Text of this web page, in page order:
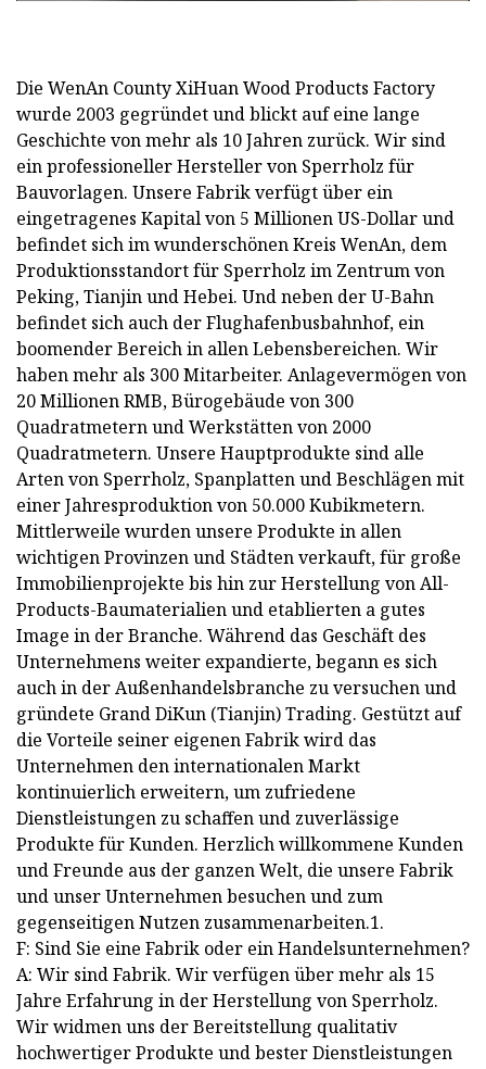
Die WenAn County XiHuan Wood Products Factory
wurde 2003 gegründet und blickt auf eine lange
Geschichte von mehr als 10 Jahren zurück. Wir sind
ein professioneller Hersteller von Sperrholz für
Bauvorlagen. Unsere Fabrik verfügt über ein
eingetragenes Kapital von 5 Millionen US-Dollar und
befindet sich im wunderschönen Kreis WenAn, dem
Produktionsstandort für Sperrholz im Zentrum von
Peking, Tianjin und Hebei. Und neben der U-Bahn
befindet sich auch der Flughafenbusbahnhof, ein
boomender Bereich in allen Lebensbereichen. Wir
haben mehr als 300 Mitarbeiter. Anlagevermögen von
20 Millionen RMB, Bürogebäude von 300
Quadratmetern und Werkstätten von 2000
Quadratmetern. Unsere Hauptprodukte sind alle
Arten von Sperrholz, Spanplatten und Beschlägen mit
einer Jahresproduktion von 50.000 Kubikmetern.
Mittlerweile wurden unsere Produkte in allen
wichtigen Provinzen und Städten verkauft, für große
Immobilienprojekte bis hin zur Herstellung von All-
Products-Baumaterialien und etablierten a gutes
Image in der Branche. Während das Geschäft des
Unternehmens weiter expandierte, begann es sich
auch in der Außenhandelsbranche zu versuchen und
gründete Grand DiKun (Tianjin) Trading. Gestützt auf
die Vorteile seiner eigenen Fabrik wird das
Unternehmen den internationalen Markt
kontinuierlich erweitern, um zufriedene
Dienstleistungen zu schaffen und zuverlässige
Produkte für Kunden. Herzlich willkommene Kunden
und Freunde aus der ganzen Welt, die unsere Fabrik
und unser Unternehmen besuchen und zum
gegenseitigen Nutzen zusammenarbeiten.1.
F: Sind Sie eine Fabrik oder ein Handelsunternehmen?
A: Wir sind Fabrik. Wir verfügen über mehr als 15
Jahre Erfahrung in der Herstellung von Sperrholz.
Wir widmen uns der Bereitstellung qualitativ
hochwertiger Produkte und bester Dienstleistungen